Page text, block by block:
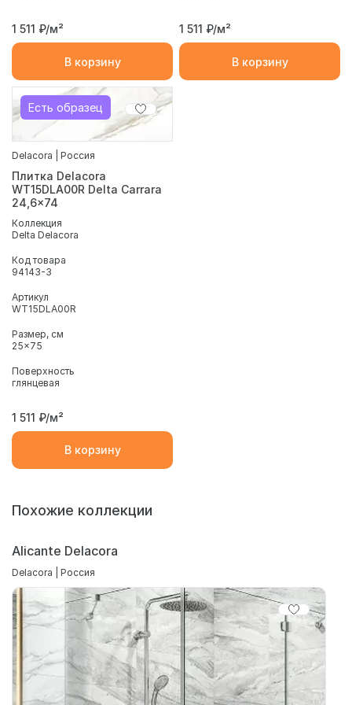
1 511 ₽/м²
В корзину
1 511 ₽/м²
В корзину
Есть образец
Delacora | Россия
Плитка Delacora
WT15DLA00R Delta Carrara
24,6x74
Коллекция
Delta Delacora
Код товара
94143-3
Артикул
WT15DLA00R
Размер, см
25x75
Поверхность
глянцевая
1 511 ₽/м²
В корзину
Похожие коллекции
Alicante Delacora
Delacora | Россия